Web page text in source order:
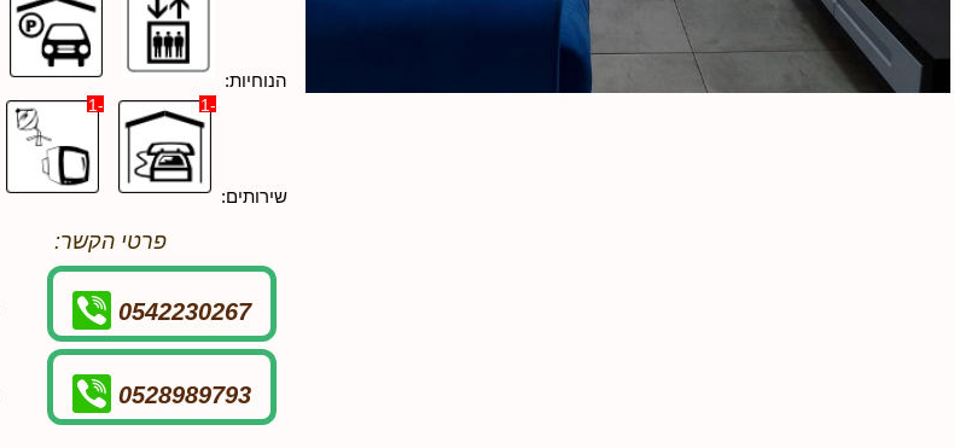
הנוחיות:
שירותים:
-1
-1
פרטי הקשר:
0542230267
0528989793